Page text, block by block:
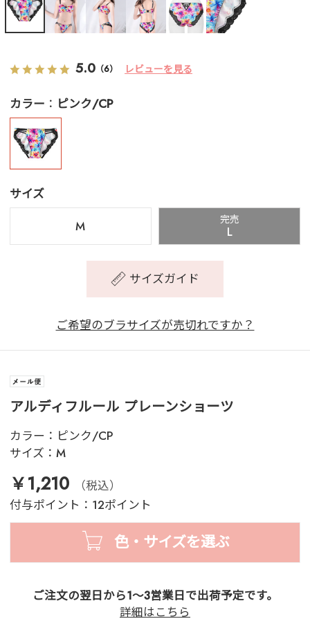
5.0 （6） レビューを見る
カラー ピンク/CP
サイズ
M
完売
L
サイズガイド
ご希望のブラサイズが売切れですか？
アルディフルール プレーンショーツ
カラー： ピンク/CP
サイズ： M
￥1,210
（税込）
付与ポイント：12ポイント
色・サイズを選ぶ
ご注文の翌日から1～3営業日で出荷予定です。
詳細はこちら